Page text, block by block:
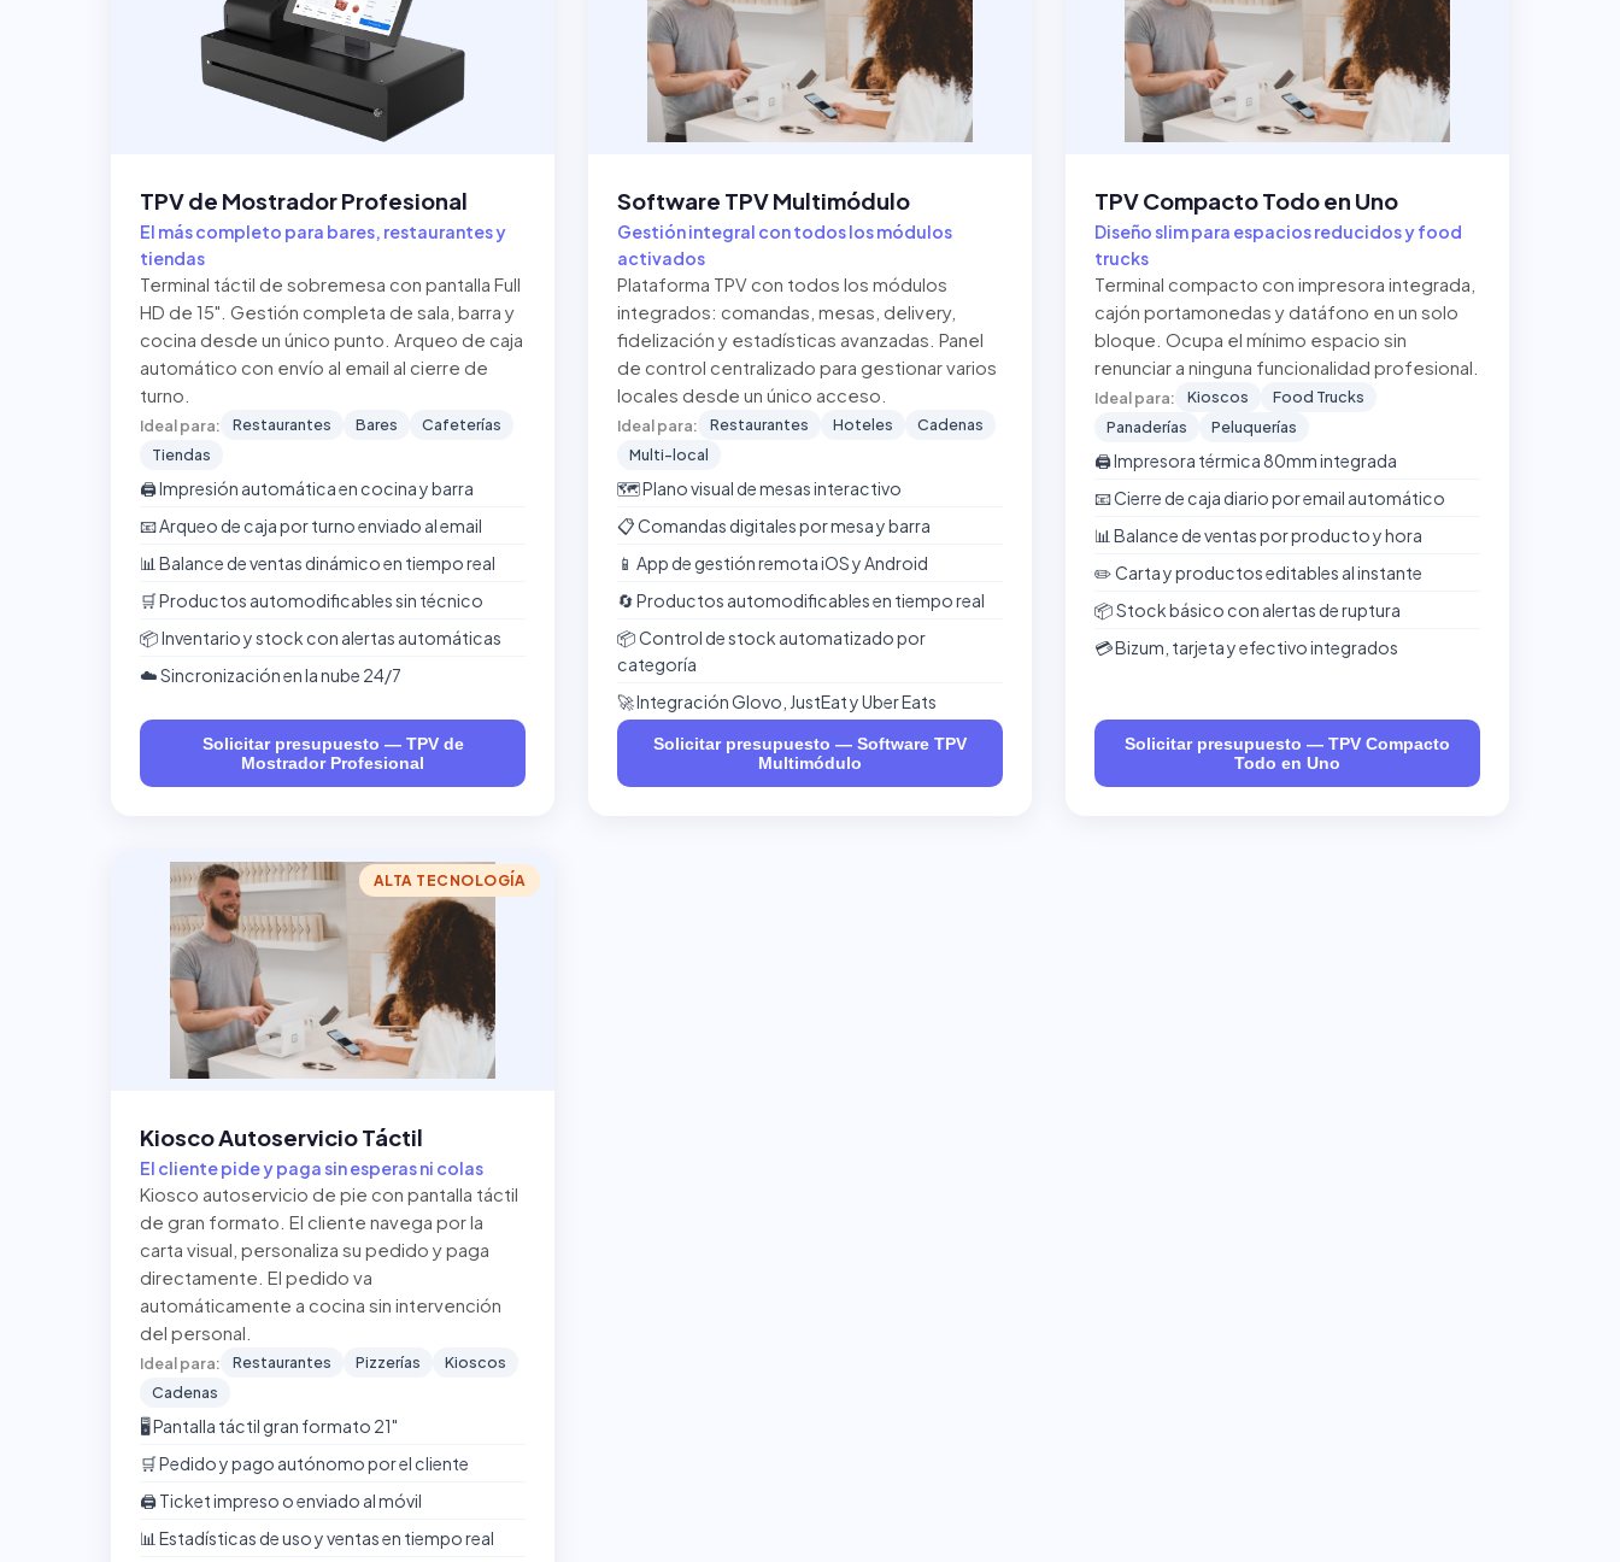
TPV de Mostrador Profesional
El más completo para bares, restaurantes y
tiendas
Terminal táctil de sobremesa con pantalla Full
HD de 15". Gestión completa de sala, barra y
cocina desde un único punto. Arqueo de caja
automático con envío al email al cierre de
turno.
Ideal para: Restaurantes Bares
Cafeterías
Tiendas
🖨️ Impresión automática en cocina y barra
📧 Arqueo de caja por turno enviado al email
📊 Balance de ventas dinámico en tiempo real
🛒 Productos automodificables sin técnico
📦 Inventario y stock con alertas automáticas
☁️ Sincronización en la nube 24/7
Solicitar presupuesto — TPV de
Mostrador Profesional
Software TPV Multimódulo
Gestión integral con todos los módulos
activados
Plataforma TPV con todos los módulos
integrados: comandas, mesas, delivery,
fidelización y estadísticas avanzadas. Panel
de control centralizado para gestionar varios
locales desde un único acceso.
Ideal para: Restaurantes Hoteles
Cadenas
Multi-local
🗺️ Plano visual de mesas interactivo
📋 Comandas digitales por mesa y barra
📱 App de gestión remota iOS y Android
🔄 Productos automodificables en tiempo real
📦 Control de stock automatizado por
categoría
🚀 Integración Glovo, JustEat y Uber Eats
Solicitar presupuesto — Software TPV
Multimódulo
TPV Compacto Todo en Uno
Diseño slim para espacios reducidos y food
trucks
Terminal compacto con impresora integrada,
cajón portamonedas y datáfono en un solo
bloque. Ocupa el mínimo espacio sin
renunciar a ninguna funcionalidad profesional.
Ideal para: Kioscos
Food Trucks
Panaderías
Peluquerías
🖨️ Impresora térmica 80mm integrada
📧 Cierre de caja diario por email automático
📊 Balance de ventas por producto y hora
✏️ Carta y productos editables al instante
📦 Stock básico con alertas de ruptura
💳 Bizum, tarjeta y efectivo integrados
Solicitar presupuesto — TPV Compacto
Todo en Uno
ALTA TECNOLOGÍA
Kiosco Autoservicio Táctil
El cliente pide y paga sin esperas ni colas
Kiosco autoservicio de pie con pantalla táctil
de gran formato. El cliente navega por la
carta visual, personaliza su pedido y paga
directamente. El pedido va
automáticamente a cocina sin intervención
del personal.
Ideal para: Restaurantes Pizzerías
Kioscos
Cadenas
🖥️ Pantalla táctil gran formato 21"
🛒 Pedido y pago autónomo por el cliente
🖨️ Ticket impreso o enviado al móvil
📊 Estadísticas de uso y ventas en tiempo real